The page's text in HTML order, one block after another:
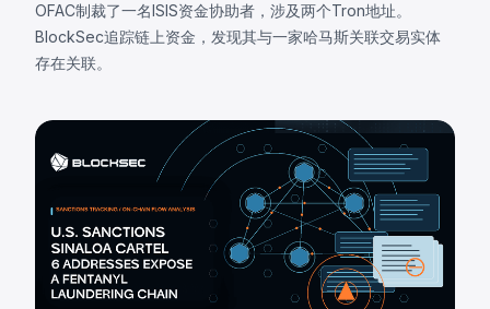
OFAC制裁了一名ISIS资金协助者，涉及两个Tron地址。
BlockSec追踪链上资金，发现其与一家哈马斯关联交易实体
存在关联。